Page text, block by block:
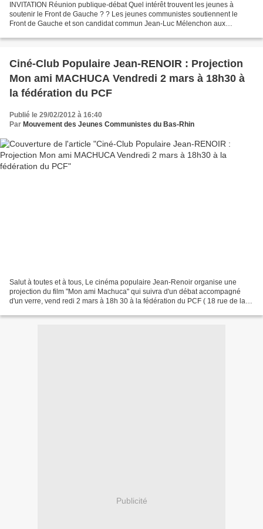
INVITATION Réunion publique-débat Quel intérêt trouvent les jeunes à
soutenir le Front de Gauche ? ? Les jeunes communistes soutiennent le
Front de Gauche et son candidat commun Jean-Luc Mélenchon aux
Ciné-Club Populaire Jean-RENOIR : Projection
Mon ami MACHUCA Vendredi 2 mars à 18h30 à
la fédération du PCF
Publié le 29/02/2012 à 16:40
Par Mouvement des Jeunes Communistes du Bas-Rhin
Salut à toutes et à tous, Le cinéma populaire Jean-Renoir organise une
projection du film "Mon ami Machuca" qui suivra d'un débat accompagné
d'un verre, vend redi 2 mars à 18h 30 à la fédération du PCF ( 18 rue de la
Publicité